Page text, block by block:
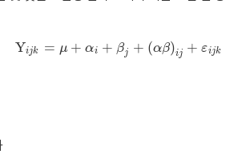
Yijk = μ + αi + βj + (αβ)ij + εijk
Yi k= μ+αi+ βj+ αβ )ij+εijk